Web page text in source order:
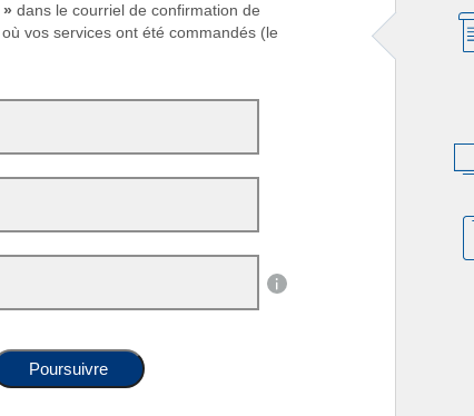
dans le courriel de confirmation de
vos services ont été commandés (le
Poursuivre